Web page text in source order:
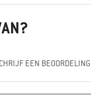
EEN BEOORDELING